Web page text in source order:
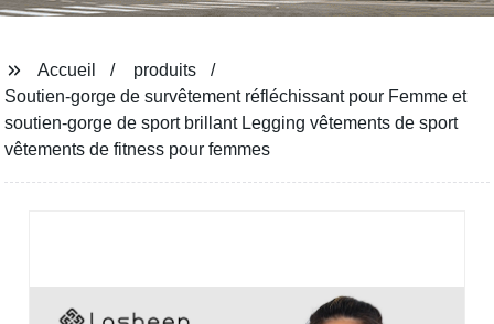
Accueil
produits
Soutien-gorge de survêtement réfléchissant pour Femme et
soutien-gorge de sport brillant Legging vêtements de sport
vêtements de fitness pour femmes